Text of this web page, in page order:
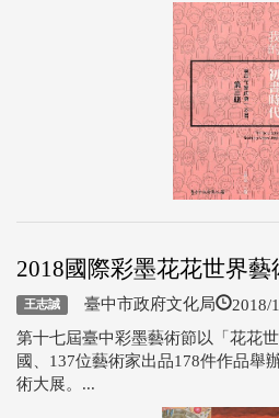
2018國際彩墨花花世界
王志誠 臺中市政府文化局 2018/
第十七屆臺中彩墨藝術節以「花花
國、137位藝術家出品178件作品舉
術大展。...